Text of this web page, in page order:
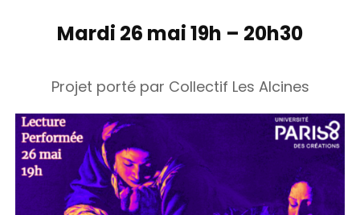
Mardi 26 mai 19h – 20h30
Projet porté par Collectif Les Alcines